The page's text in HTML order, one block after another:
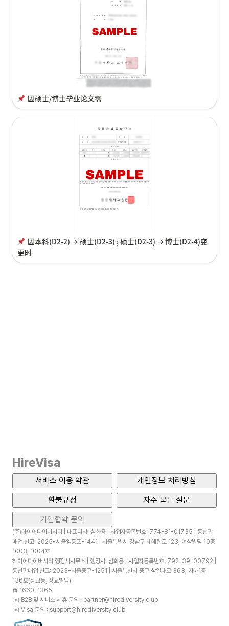
因硕士/博士毕业论文需
因本科(D2-2) → 硕士(D2-3) ; 硕士(D2-3) → 博士(D2-4)变
更时
HireVisa
서비스 이용 약관
개인정보 처리방침
환불규정
자주 묻는 질문
기업협약 문의
(주)하이어다이버시티 | 대표이사: 심화용 | 사업자등록번호: 774-81-01735 | 통신판
매업 신고: 2025-서울영등포-1441 | 서울특별시 강남구 테헤란로 123, 여삼빌딩 10층
1003, 1004호
하이어다이버시티 행정사사무소 | 행정사: 심화용 | 사업자등록번호: 792-39-00792 |
통신판매업 신고: 2023-서울중구-1251 | 서울특별시 중구 삼일대로 363, 지하1층
136호(장교동, 장교빌딩)
☎️ 1660-1365
✉️ B2B 및 서비스 제휴 문의 : partner@hirediversity.club
✉️ Visa 문의 : support@hirediversity.club